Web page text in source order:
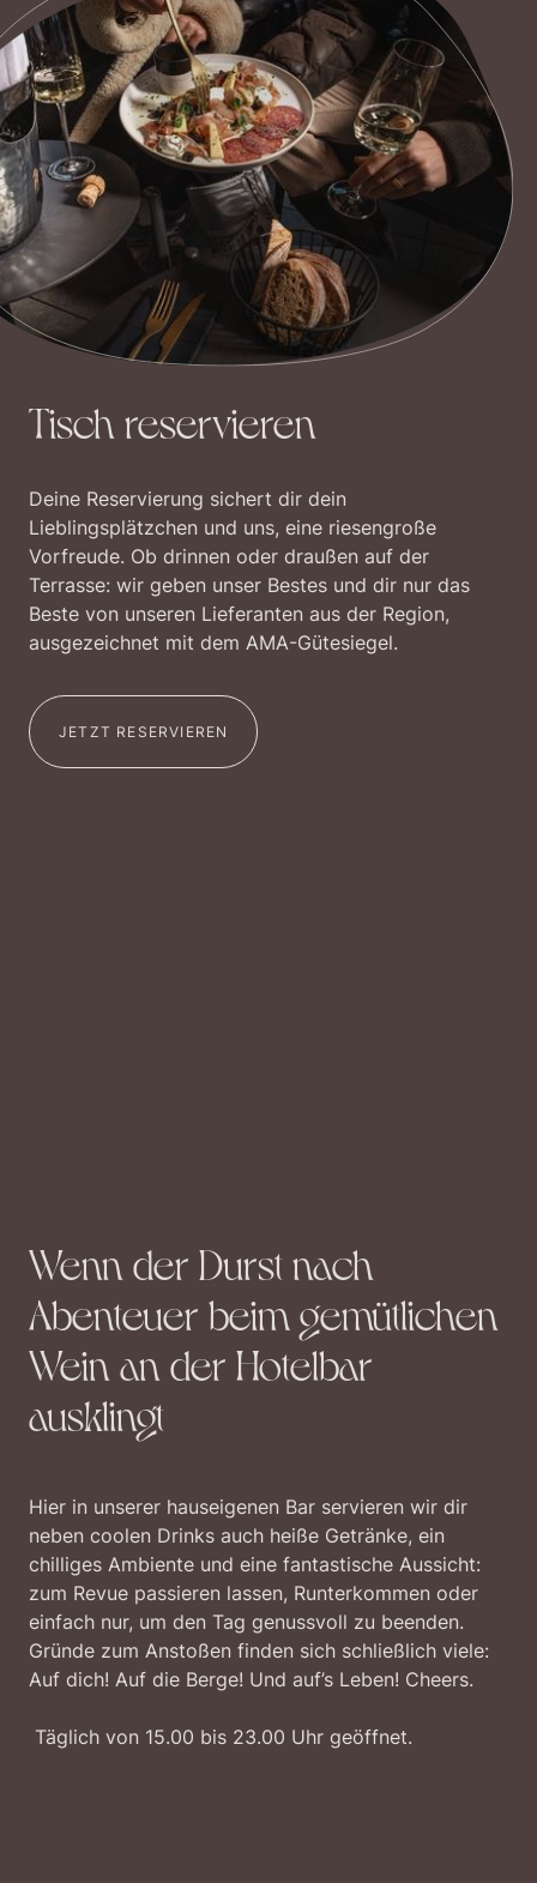
Tisch reservieren
Deine Reservierung sichert dir dein
Lieblingsplätzchen und uns, eine riesengroße
Vorfreude. Ob drinnen oder draußen auf der
Terrasse: wir geben unser Bestes und dir nur das
Beste von unseren Lieferanten aus der Region,
ausgezeichnet mit dem AMA-Gütesiegel.
JETZT RESERVIEREN
Wenn der Durst nach
Abenteuer beim gemütlichen
Wein an der Hotelbar
ausklingt
Hier in unserer hauseigenen Bar servieren wir dir
neben coolen Drinks auch heiße Getränke, ein
chilliges Ambiente und eine fantastische Aussicht:
zum Revue passieren lassen, Runterkommen oder
einfach nur, um den Tag genussvoll zu beenden.
Gründe zum Anstoßen finden sich schließlich viele:
Auf dich! Auf die Berge! Und auf’s Leben! Cheers.
Täglich von 15.00 bis 23.00 Uhr geöffnet.